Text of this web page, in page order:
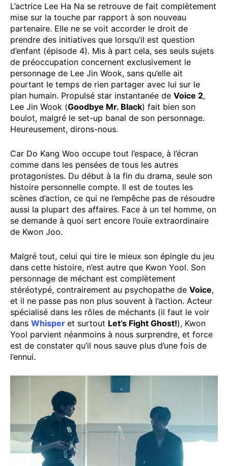
L’actrice Lee Ha Na se retrouve de fait complètement
mise sur la touche par rapport à son nouveau
partenaire. Elle ne se voit accorder le droit de
prendre des initiatives que lorsqu’il est question
d’enfant (épisode 4). Mis à part cela, ses seuls sujets
de préoccupation concernent exclusivement le
personnage de Lee Jin Wook, sans qu’elle ait
pourtant le temps de rien partager avec lui sur le
plan humain. Propulsé star instantanée de Voice 2,
Lee Jin Wook (Goodbye Mr. Black) fait bien son
boulot, malgré le set-up banal de son personnage.
Heureusement, dirons-nous.
Car Do Kang Woo occupe tout l’espace, à l’écran
comme dans les pensées de tous les autres
protagonistes. Du début à la fin du drama, seule son
histoire personnelle compte. Il est de toutes les
scènes d’action, ce qui ne l’empêche pas de résoudre
aussi la plupart des affaires. Face à un tel homme, on
se demande à quoi sert encore l’ouïe extraordinaire
de Kwon Joo.
Malgré tout, celui qui tire le mieux son épingle du jeu
dans cette histoire, n’est autre que Kwon Yool. Son
personnage de méchant est complètement
stéréotypé, contrairement au psychopathe de Voice,
et il ne passe pas non plus souvent à l’action. Acteur
spécialisé dans les rôles de méchants (il faut le voir
dans Whisper et surtout Let’s Fight Ghost!), Kwon
Yool parvient néanmoins à nous surprendre, et force
est de constater qu’il nous sauve plus d’une fois de
l’ennui.